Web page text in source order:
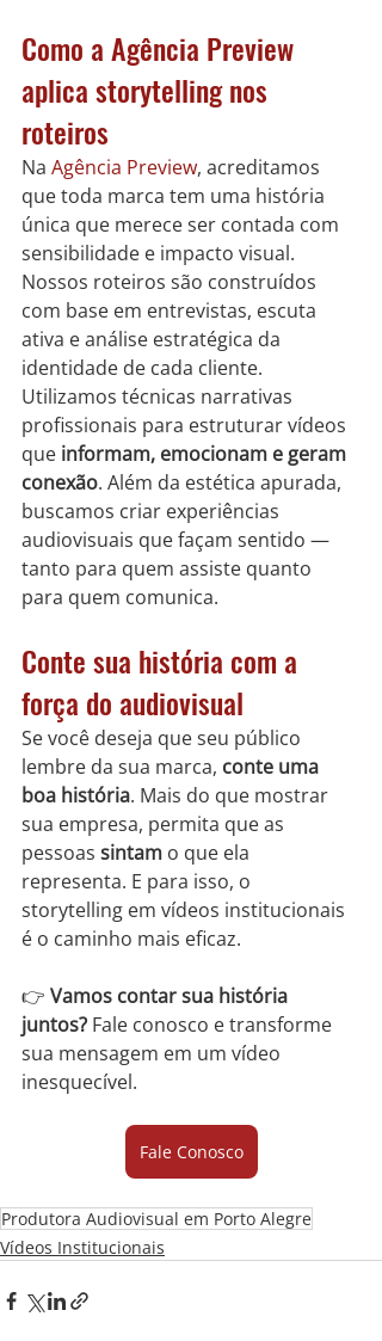
Como a Agência Preview
aplica storytelling nos
roteiros
Na Agência Preview, acreditamos
que toda marca tem uma história
única que merece ser contada com
sensibilidade e impacto visual.
Nossos roteiros são construídos
com base em entrevistas, escuta
ativa e análise estratégica da
identidade de cada cliente.
Utilizamos técnicas narrativas
profissionais para estruturar vídeos
que informam, emocionam e geram
conexão. Além da estética apurada,
buscamos criar experiências
audiovisuais que façam sentido —
tanto para quem assiste quanto
para quem comunica.
Conte sua história com a
força do audiovisual
Se você deseja que seu público
lembre da sua marca, conte uma
boa história. Mais do que mostrar
sua empresa, permita que as
pessoas sintam o que ela
representa. E para isso, o
storytelling em vídeos institucionais
é o caminho mais eficaz.
👉 Vamos contar sua história
juntos? Fale conosco e transforme
sua mensagem em um vídeo
inesquecível.
Fale Conosco
Produtora Audiovisual em Porto Alegre
Vídeos Institucionais